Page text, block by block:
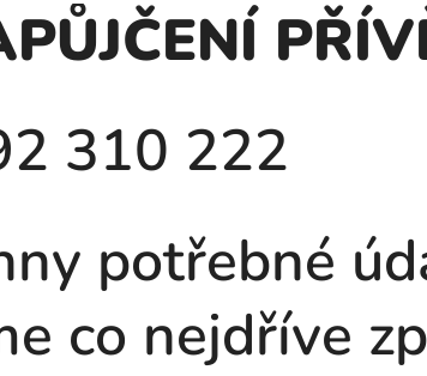
310 222
potřebné
co nejdříve